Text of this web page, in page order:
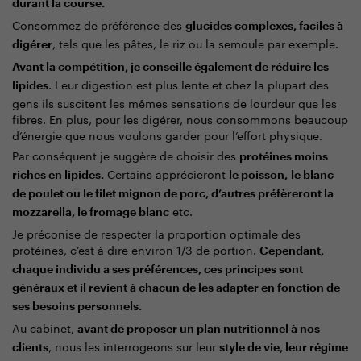
durant la course.
Consommez de préférence des glucides complexes, faciles à
digérer, tels que les pâtes, le riz ou la semoule par exemple.
Avant la compétition, je conseille également de réduire les
lipides. Leur digestion est plus lente et chez la plupart des
gens ils suscitent les mêmes sensations de lourdeur que les
fibres. En plus, pour les digérer, nous consommons beaucoup
d’énergie que nous voulons garder pour l’effort physique.
Par conséquent je suggère de choisir des protéines moins
riches en lipides. Certains apprécieront le poisson,
le blanc
de poulet ou le filet mignon de porc, d’autres préfèreront la
mozzarella, le fromage blanc etc.
Je préconise de respecter la proportion optimale des
protéines, c’est à dire environ 1/3 de portion. Cependant,
chaque individu a ses préférences, ces principes sont
généraux et il revient à chacun de les adapter en fonction de
ses besoins personnels.
Au cabinet, avant de proposer un plan nutritionnel à nos
clients, nous les interrogeons sur leur style de vie, leur régime